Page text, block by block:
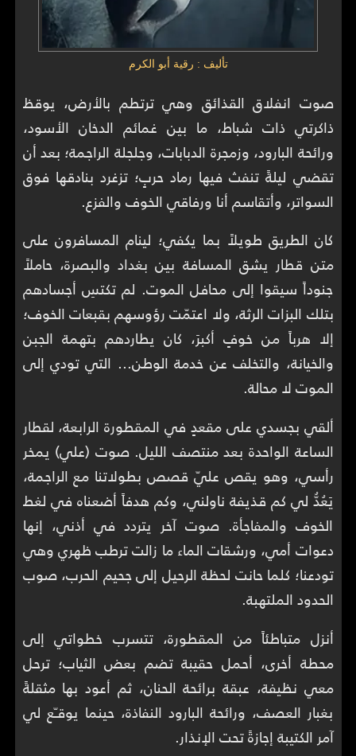
تأليف : رقية أبو الكرم
صوت انفلاق القذائق وهي ترتطم بالأرض، يوقظ
ذاكرتي ذات شباط، ما بين غمائم الدخان الأسود،
ورائحة البارود، وزمجرة الدبابات، وجلجلة الراجمة؛ بعد أن
تقضي ليلةً تنفث فيها رماد حربٍ؛ تزغرد بنادقها فوق
السواتر، وأتقاسم أنا ورفاقي الخوف والفزع.
كان الطريق طويلاً بما يكفي؛ لينام المسافرون على
متن قطار يشق المسافة بين بغداد والبصرة، حاملاً
جنوداً سيقوا إلى محافل الموت. لم تكتسِ أجسادهم
بتلك البزات الرثة، ولا اعتمّت رؤوسهم بقبعات الخوف؛
إلا هرباً من خوفٍ أكبرَ، كان يطاردهم بتهمة الجبن
والخيانة، والتخلف عن خدمة الوطن... التي تودي إلى
الموت لا محالة.
ألقي بجسدي على مقعدٍ في المقطورة الرابعة، لقطار
الساعة الواحدة بعد منتصف الليل. صوت (علي) يمخر
رأسي، وهو يقص عليّ قصص بطولاتنا مع الراجمة،
يَعُدُّ لي كم قذيفة ناولني، وكم هدفاً أضعناه في لغط
الخوف والمفاجأة. صوت آخر يتردد في أذني، إنها
دعوات أمي، ورشقات الماء ما زالت ترطب ظهري وهي
تودعنا؛ كلما حانت لحظة الرحيل إلى جحيم الحرب، صوب
الحدود الملتهبة.
أنزل متباطئاً من المقطورة، تتسرب خطواتي إلى
محطة أخرى، أحمل حقيبة تضم بعض الثياب؛ ترحل
معي نظيفة، عبقة برائحة الحنان، ثم أعود بها مثقلةً
بغبار العصف، ورائحة البارود النفاذة، حينما يوقـّع لي
آمر الكتيبة إجازةً تحت الإنذار.